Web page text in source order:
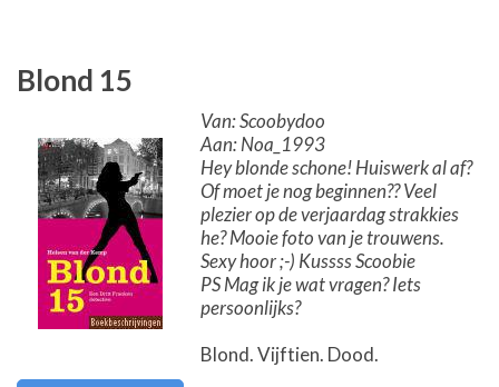
Blond 15
Van: Scoobydoo
Aan: Noa_1993
Hey blonde schone! Huiswerk al af?
Of moet je nog beginnen?? Veel
plezier op de verjaardag strakkies
he? Mooie foto van je trouwens.
Sexy hoor ;-) Kussss Scoobie
PS Mag ik je wat vragen? Iets
persoonlijks?
Blond. Vijftien. Dood.